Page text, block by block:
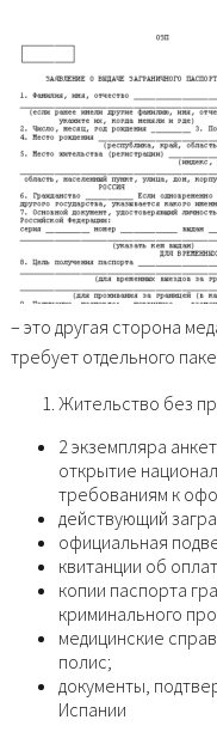
– это другая сторона
требует отдельного
Жительство без
2 экземпляра
открытие
требованиям к
действующий
официальная
квитанции об
копии паспорта
криминального
медицинские
полис;
документы,
Испании